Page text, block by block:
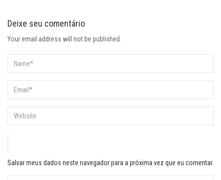
Deixe seu comentário
Your email address will not be published.
Salvar meus dados neste navegador para a próxima vez que eu comentar.